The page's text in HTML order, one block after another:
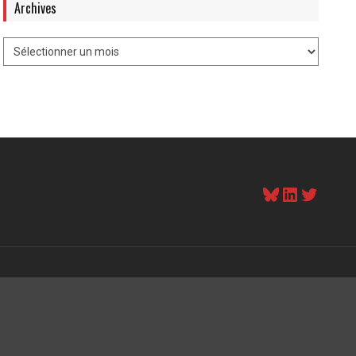
Archives
Bluesky